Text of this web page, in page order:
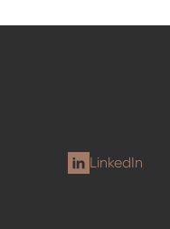
LinkedIn